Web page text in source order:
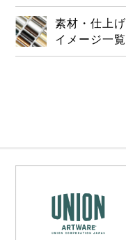
素材・仕上げ
イメージ一覧